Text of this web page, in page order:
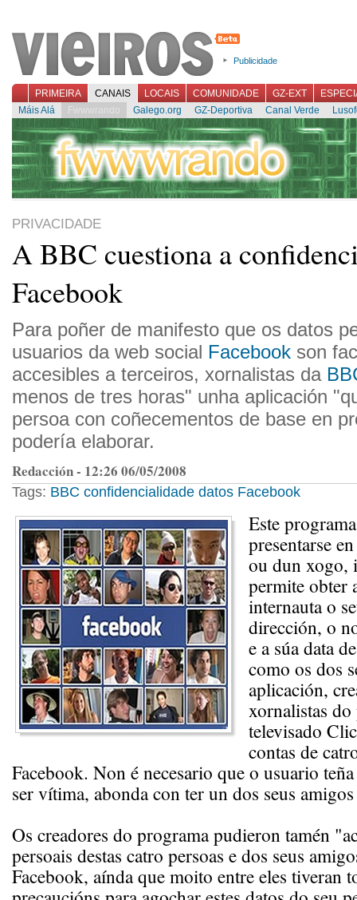
Publicidade
PRIMEIRA CANAIS LOCAIS COMUNIDADE GZ-EXT
Máis Alá
Fwwwrando Galego.org GZ-Deportiva Canal Verde
PRIVACIDADE
A BBC cuestiona a
Facebook
Para poñer de manifesto que os datos
usuarios da web social Facebook son
accesibles a terceiros, xornalistas da
menos de tres horas" unha aplicación
persoa con coñecementos de base en
podería elaborar.
Redacción - 12:26 06/05/2008
Tags: BBC confidencialidade datos Facebook
Este
presentarse
ou dun xogo,
permite obter
internauta o
dirección, o
e a súa data
como os dos
aplicación,
xornalistas
televisado
contas de
Facebook. Non é necesario que o usuario
ser vítima, abonda con ter un dos seus
Os creadores do programa pudieron tamén
persoais destas catro persoas e dos seus
Facebook, aínda que moito entre eles tiveran